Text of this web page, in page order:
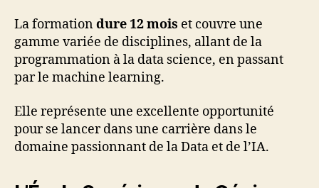
La formationdure 12 mois et couvre une
gamme variée de disciplines, allant de la
programmation à la data science, en passant
par le machine learning.
Elle représente une excellente opportunité
pour se lancer dans une carrière dans le
domaine passionnant de la Data et de l’IA.